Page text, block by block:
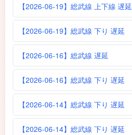
【2026-06-19】総武線 上下線 遅延
【2026-06-19】総武線 下り 遅延
【2026-06-16】総武線 遅延
【2026-06-16】総武線 下り 遅延
【2026-06-14】総武線 下り 遅延
【2026-06-14】総武線 下り 遅延